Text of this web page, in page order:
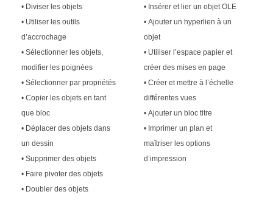
• Diviser les objets
• Utiliser les outils
d’accrochage
• Sélectionner les objets,
modifier les poignées
• Sélectionner par propriétés
• Copier les objets en tant
que bloc
• Déplacer des objets dans
un dessin
• Supprimer des objets
• Faire pivoter des objets
• Doubler des objets
• Insérer et lier un objet OLE
• Ajouter un hyperlien à un
objet
• Utiliser l’espace papier et
créer des mises en page
• Créer et mettre à l’échelle
différentes vues
• Ajouter un bloc titre
• Imprimer un plan et
maîtriser les options
d’impression